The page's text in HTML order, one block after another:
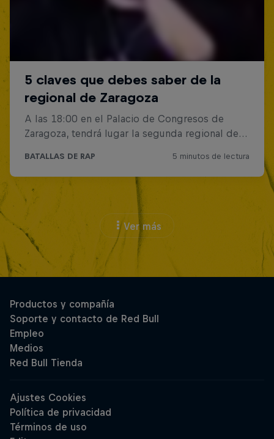
Ver más